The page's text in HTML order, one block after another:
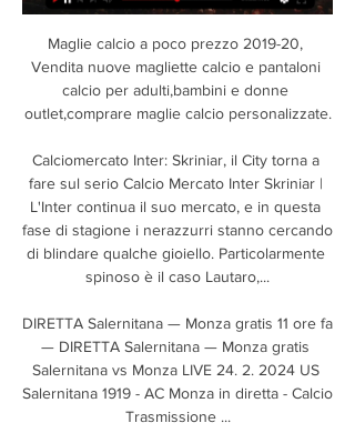
Maglie calcio a poco prezzo 2019-20,
Vendita nuove magliette calcio e pantaloni
calcio per adulti,bambini e donne
outlet,comprare maglie calcio personalizzate.
Calciomercato Inter: Skriniar, il City torna a
fare sul serio Calcio Mercato Inter Skriniar |
L'Inter continua il suo mercato, e in questa
fase di stagione i nerazzurri stanno cercando
di blindare qualche gioiello. Particolarmente
spinoso è il caso Lautaro,...
DIRETTA Salernitana — Monza gratis 11 ore fa
— DIRETTA Salernitana — Monza gratis
Salernitana vs Monza LIVE 24. 2. 2024 US
Salernitana 1919 - AC Monza in diretta - Calcio
Trasmissione ...